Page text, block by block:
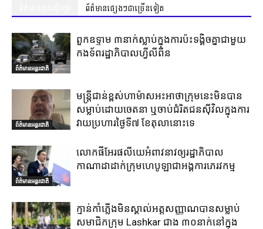
ព័ត៌មានផ្សេងៗជាច្រើនទៀត
ព័ត៌មានអន្តរជាតិ
ពួកឧទ្ទាម ៣នាក់ស្លាប់ក្នុងការប៉ះទង្គិចគ្នាជាមួយ
កងទ័ពរដ្ឋាភិបាលហ្វីលីពីន
ព័ត៌មានអន្តរជាតិ
មន្ត្រីជាន់ខ្ពស់ហាម៉ាសអះអាថាក្រុមនេះមិនបាន
សម្លាប់ដោយចេតនា ឬចាប់ជំរិតជនស៊ីវិលក្នុងការ
វាយប្រហារថ្ងៃទី៧ ខែតុលានោះទេ
ព័ត៌មានអន្តរជាតិ
លោកផីអែរផលីយេអំពាវនាវឲ្យរដ្ឋាភិបាល
កាណាដាដាក់ក្រុមហេបូឡាជាអង្គការភេរវកម្ម
ក្មាន់កាំភ្លើងមិនស្គាល់អត្តសញ្ញាណបានសម្លាប់
សមាជិកក្រុម Lashkar ជាង ៣០នាក់នៅក្នុង